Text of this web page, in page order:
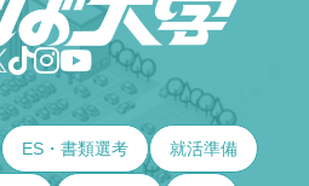
ES・書類選考 就活準備